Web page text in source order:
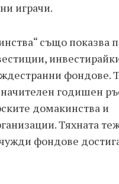
играчи.
също показва
фондове.
годишен
домакинства и
Тяхната
фондове